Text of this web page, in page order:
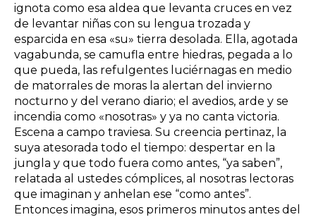
ignota como esa aldea que levanta cruces en vez
de levantar niñas con su lengua trozada y
esparcida en esa «su» tierra desolada. Ella, agotada
vagabunda, se camufla entre hiedras, pegada a lo
que pueda, las refulgentes luciérnagas en medio
de matorrales de moras la alertan del invierno
nocturno y del verano diario; el avedios, arde y se
incendia como «nosotras» y ya no canta victoria.
Escena a campo traviesa. Su creencia pertinaz, la
suya atesorada todo el tiempo: despertar en la
jungla y que todo fuera como antes, “ya saben”,
relatada al ustedes cómplices, al nosotras lectoras
que imaginan y anhelan ese “como antes”.
Entonces imagina, esos primeros minutos antes del